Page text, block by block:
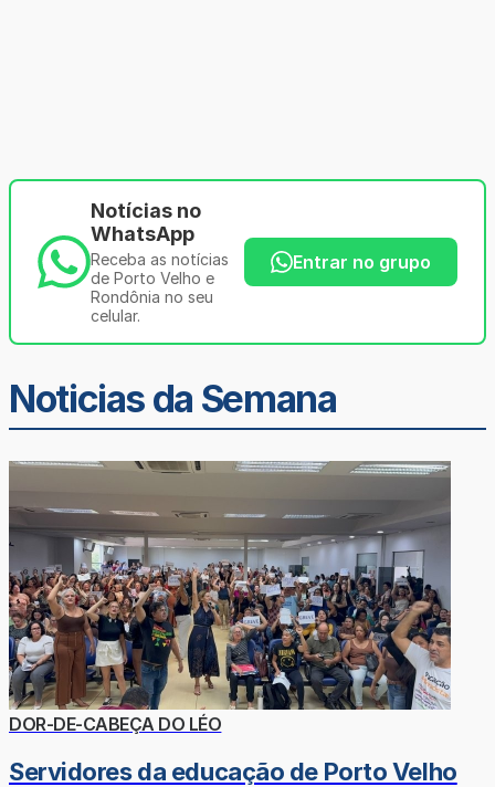
Notícias no
WhatsApp
Receba as notícias
de Porto Velho e
Rondônia no seu
celular.
Entrar no grupo
Noticias da Semana
DOR-DE-CABEÇA DO LÉO
Servidores da educação de Porto Velho